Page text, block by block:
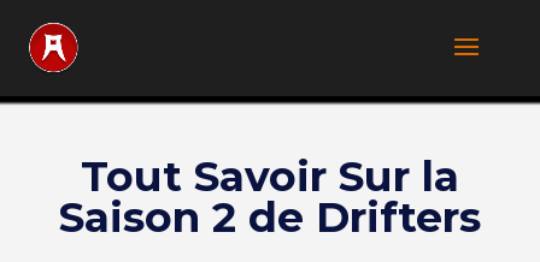
Tout Savoir Sur la
Saison 2 de Drifters